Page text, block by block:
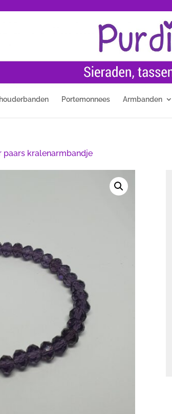
Portemonnees Armbanden
paars kralenarmbandje